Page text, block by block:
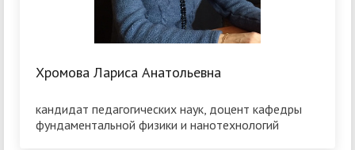
Хромова Лариса Анатольевна
кандидат педагогических наук, доцент кафедры
фундаментальной физики и нанотехнологий